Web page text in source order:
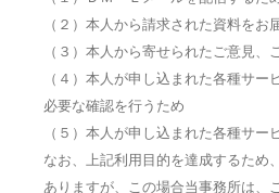
（２）本人から請求された資料をお
（３）本人から寄せられたご意見、
（４）本人が申し込まれた各種サー
必要な確認を行うため
（５）本人が申し込まれた各種サー
なお、上記利用目的を達成するため
ありますが、この場合当事務所は、